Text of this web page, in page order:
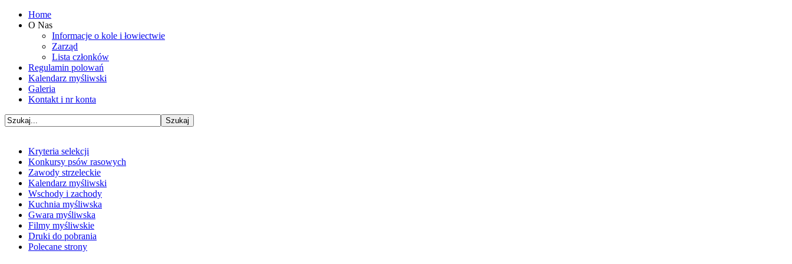
Home
O Nas
Informacje o kole i łowiectwie
Zarząd
Lista członków
Regulamin polowań
Kalendarz myśliwski
Galeria
Kontakt i nr konta
Kryteria selekcji
Konkursy psów rasowych
Zawody strzeleckie
Kalendarz myśliwski
Wschody i zachody
Kuchnia myśliwska
Gwara myśliwska
Filmy myśliwskie
Druki do pobrania
Polecane strony